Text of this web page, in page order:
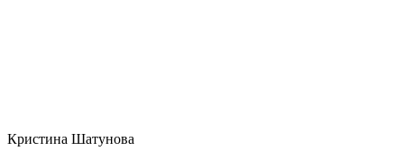
Кристина Шатунова